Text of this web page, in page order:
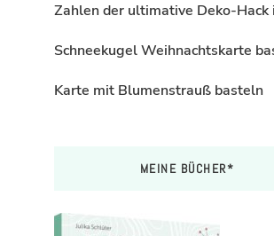
Zahlen der ultimative Deko-Hack
Schneekugel Weihnachtskarte
Karte mit Blumenstrauß basteln
MEINE BÜCHER*